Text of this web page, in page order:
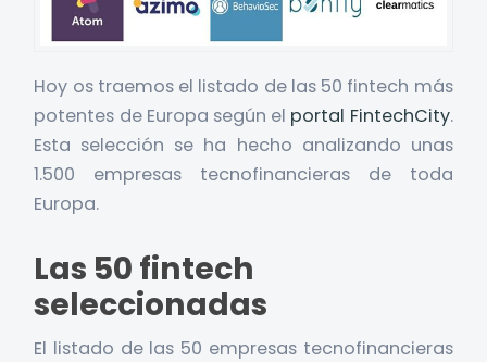
Hoy os traemos el listado de las 50 fintech más
potentes de Europa según el portal FintechCity.
Esta selección se ha hecho analizando unas
1.500 empresas tecnofinancieras de toda
Europa.
Las 50 fintech
seleccionadas
El listado de las 50 empresas tecnofinancieras